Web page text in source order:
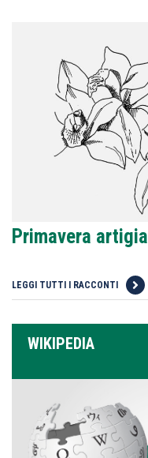
Primavera
LEGGI TUTTI I RACCONTI
WIKIPEDIA